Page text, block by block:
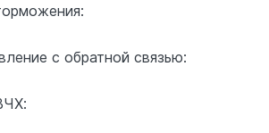
с обратной связью: